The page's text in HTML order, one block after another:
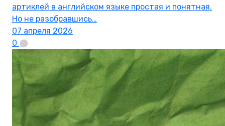
артиклей в английском языке простая и понятная.
Но не разобравшись…
07 апреля 2026
0